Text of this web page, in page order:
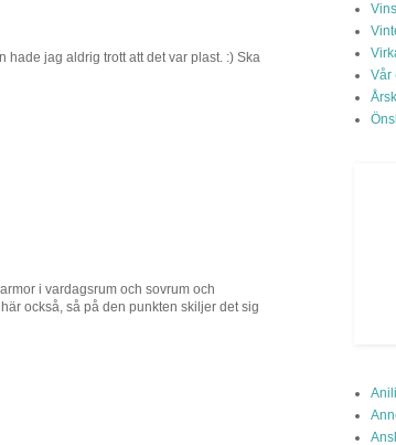
hade jag aldrig trott att det var plast. :) Ska
i vardagsrum och sovrum och
också, så på den punkten skiljer det sig
Vår